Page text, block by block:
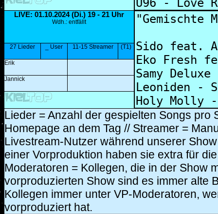
LIVE: 01.10.2024 (Di.) 19 - 21 Uhr
Wdh.: entfällt
27 Lieder _ User 11-15 Streamer (T1)
Erik
Jannick
Lieder = Anzahl der gespielten Songs
Homepage an dem Tag // Streamer =
Livestream-Nutzer während unserer
einer Vorproduktion haben sie extra für
Moderatoren = Kollegen, die in der Show
vorproduzierten Show sind es immer alte
Kollegen immer unter VP-Moderatoren,
vorproduziert hat.